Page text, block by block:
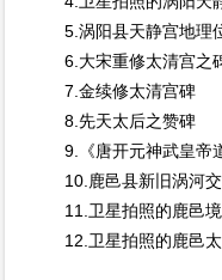
5.涡阳县天静宫地理
6.大宋重修太清宫之
7.金续修太清宫碑
8.先天太后之赞碑
9.《唐开元神武皇帝道
10.鹿邑县新旧涡河交
11.卫星拍照的鹿邑境
12.卫星拍照的鹿邑太